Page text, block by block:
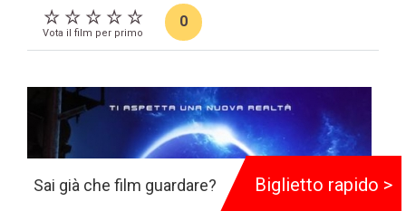
Vota il film per primo
0
Sai già che film guardare? Biglietto rapido >